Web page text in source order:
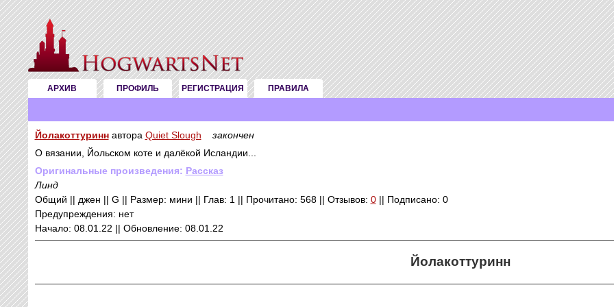
АРХИВ ПРОФИЛЬ РЕГИСТРАЦИЯ ПРАВИЛА
Йолакоттуриннавтора Quiet Slough
закончен
О вязании, Йольском коте и далёкой Исландии...
Оригинальные произведения: Рассказ
Линд
Общий || джен || G || Размер: мини || Глав: 1 || Прочитано: 568 || Отзывов: 0|| Подписано: 0
Предупреждения: нет
Начало: 08.01.22 || Обновление: 08.01.22
Йолакоттуринн